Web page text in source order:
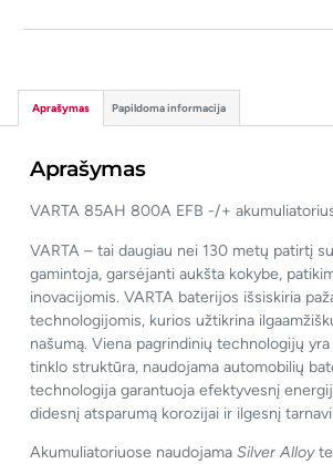
Aprašymas Papildoma informacija
Aprašymas
VARTA 85AH 800A EFB -/+
VARTA – tai daugiau nei 130 metų patirtį
gamintoja, garsėjanti aukšta kokybe,
inovacijomis. VARTA baterijos išsiskiria
technologijomis, kurios užtikrina
našumą. Viena pagrindinių technologijų
tinklo struktūra, naudojama automobilių
technologija garantuoja efektyvesnį
didesnį atsparumą korozijai ir ilgesnį
Akumuliatoriuose naudojamaSilver Alloy